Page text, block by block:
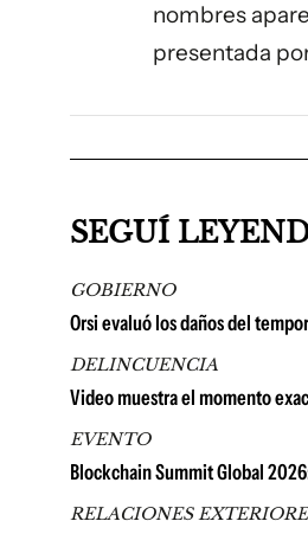
nombres
presentada
SEGUÍ
GOBIERNO
Orsi evaluó los daños del
DELINCUENCIA
Video muestra el momento
EVENTO
Blockchain Summit Global
RELACIONES